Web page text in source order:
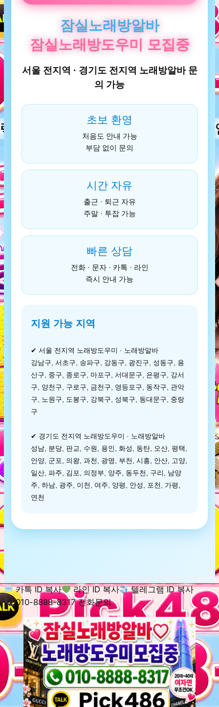
잠실노래방알바
잠실노래방도우미 모집중
서울 전지역 · 경기도 전지역 노래방알바 문
의 가능
초보 환영
처음도 안내 가능
부담 없이 문의
시간 자유
출근 · 퇴근 자유
주말 · 투잡 가능
빠른 상담
전화 · 문자 · 카톡 · 라인
즉시 안내 가능
지원 가능 지역
✔ 서울 전지역 노래방도우미 · 노래방알바
강남구, 서초구, 송파구, 강동구, 광진구, 성동구, 용
산구, 중구, 종로구, 마포구, 서대문구, 은평구, 강서
구, 양천구, 구로구, 금천구, 영등포구, 동작구, 관악
구, 노원구, 도봉구, 강북구, 성북구, 동대문구, 중랑
구
✔ 경기도 전지역 노래방도우미 · 노래방알바
성남, 분당, 판교, 수원, 용인, 화성, 동탄, 오산, 평택,
안양, 군포, 의왕, 과천, 광명, 부천, 시흥, 안산, 고양,
일산, 파주, 김포, 의정부, 양주, 동두천, 구리, 남양
주, 하남, 광주, 이천, 여주, 양평, 안성, 포천, 가평,
연천
카톡 ID 복사 라인 ID 복사
텔레그램 ID 복사
010-8888-8317 전화문의